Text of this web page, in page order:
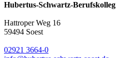
Hubertus-Schwartz-Berufskolleg
Hattroper Weg 16
59494 Soest
02921 3664-0